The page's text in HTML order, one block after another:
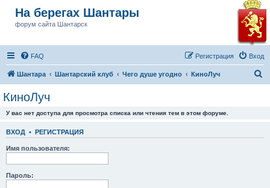
На берегах Шантары
форум сайта Шантарск
FAQ Вход
Регистрация
Шантара Шантарский клуб Чего душе угодно КиноЛуч
КиноЛуч
У вас нет доступа для просмотра списка или чтения тем в этом форуме.
ВХОД • РЕГИСТРАЦИЯ
Имя пользователя:
Пароль: